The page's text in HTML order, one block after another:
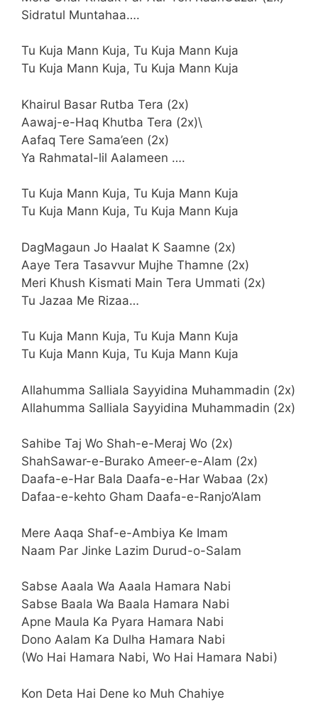
Sidratul Muntahaa….
Tu Kuja Mann Kuja, Tu Kuja Mann Kuja
Tu Kuja Mann Kuja, Tu Kuja Mann Kuja
Khairul Basar Rutba Tera (2x)
Aawaj-e-Haq Khutba Tera (2x)\
Aafaq Tere Sama’een (2x)
Ya Rahmatal-lil Aalameen ….
Tu Kuja Mann Kuja, Tu Kuja Mann Kuja
Tu Kuja Mann Kuja, Tu Kuja Mann Kuja
DagMagaun Jo Haalat K Saamne (2x)
Aaye Tera Tasavvur Mujhe Thamne (2x)
Meri Khush Kismati Main Tera Ummati (2x)
Tu Jazaa Me Rizaa…
Tu Kuja Mann Kuja, Tu Kuja Mann Kuja
Tu Kuja Mann Kuja, Tu Kuja Mann Kuja
Allahumma Salliala Sayyidina Muhammadin (2x)
Allahumma Salliala Sayyidina Muhammadin (2x)
Sahibe Taj Wo Shah-e-Meraj Wo (2x)
ShahSawar-e-Burako Ameer-e-Alam (2x)
Daafa-e-Har Bala Daafa-e-Har Wabaa (2x)
Dafaa-e-kehto Gham Daafa-e-Ranjo’Alam
Mere Aaqa Shaf-e-Ambiya Ke Imam
Naam Par Jinke Lazim Durud-o-Salam
Sabse Aaala Wa Aaala Hamara Nabi
Sabse Baala Wa Baala Hamara Nabi
Apne Maula Ka Pyara Hamara Nabi
Dono Aalam Ka Dulha Hamara Nabi
(Wo Hai Hamara Nabi, Wo Hai Hamara Nabi)
Kon Deta Hai Dene ko Muh Chahiye